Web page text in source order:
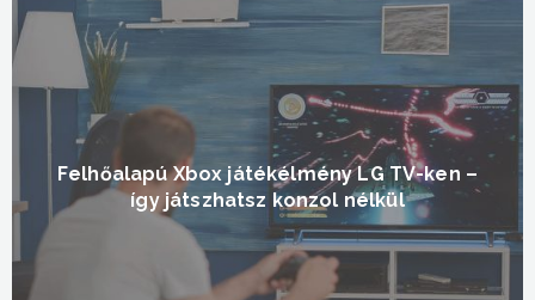
Felhőalapú Xbox játékélmény LG TV-ken –
így játszhatsz konzol nélkül